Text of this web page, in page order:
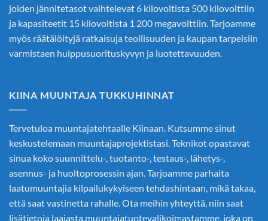
joiden jännitetasot vaihtelevat 6 kilovoltista 500 kilovolttiin
ja kapasiteetit 15 kilovoltista 1 200 megavolttiin. Tarjoamme
myös räätälöityjä ratkaisuja teollisuuden ja kaupan tarpeisiin
varmistaen huippusuorituskyvyn ja luotettavuuden.
KIINA MUUNTAJA TUKKUHINNAT
Tervetuloa muuntajatehtaalle Kiinaan. Kutsumme sinut
keskustelemaan muuntajaprojektistasi. Teknikot opastavat
sinua koko suunnittelu-, tuotanto-, testaus-, lähetys-,
asennus- ja huoltoprosessin ajan. Tarjoamme parhaita
laatumuuntajia kilpailukykyiseen tehdashintaan, mikä takaa,
että saat vastinetta rahalle. Ota meihin yhteyttä, niin saat
lisätietoja laajasta muuntajatuotevalikoimastamme, joka on